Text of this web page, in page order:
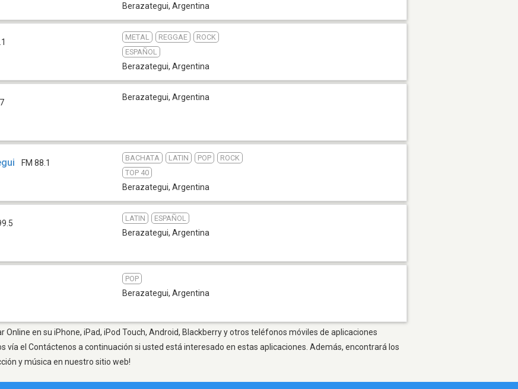
Berazategui, Argentina
METAL REGGAE
ROCK
ESPAÑOL
Berazategui, Argentina
Berazategui, Argentina
FM 88.1
BACHATA LATIN POP
ROCK
TOP 40
Berazategui, Argentina
LATIN ESPAÑOL
Berazategui, Argentina
POP
Berazategui, Argentina
Online en su iPhone, iPad, iPod Touch, Android, Blackberry y otros teléfonos móviles de aplicaciones
vía el Contáctenos a continuación si usted está interesado en estas aplicaciones. Además, encontrará los
y música en nuestro sitio web!